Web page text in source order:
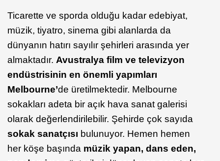
Ticarette ve sporda olduğu kadar edebiyat,
müzik, tiyatro, sinema gibi alanlarda da
dünyanın hatırı sayılır şehirleri arasında yer
almaktadır. Avustralya film ve televizyon
endüstrisinin en önemli yapımları
Melbourne’de üretilmektedir. Melbourne
sokakları adeta bir açık hava sanat galerisi
olarak değerlendirilebilir. Şehirde çok sayıda
sokak sanatçısı bulunuyor. Hemen hemen
her köşe başında müzik yapan, dans eden,